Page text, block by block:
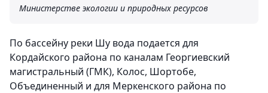
Министерстве экологии и природных ресурсов
По бассейну реки Шу вода подается для
Кордайского района по каналам Георгиевский
магистральный (ГМК), Колос, Шортобе,
Объединенный и для Меркенского района по